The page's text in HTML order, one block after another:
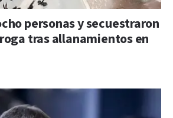
personas y secuestraron
tras allanamientos en